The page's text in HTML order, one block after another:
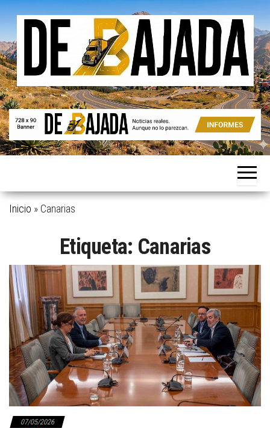
Saltar
contenido
De
Bajada
Noticias
Aunque
parezcan.
Inicio » Canarias
Etiqueta: Canarias
07/05/2026